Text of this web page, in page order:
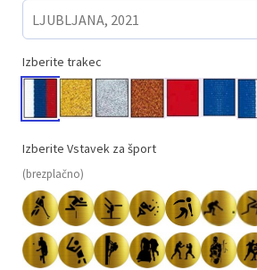
Izberite trakec
Izberite Vstavek za šport
(brezplačno)